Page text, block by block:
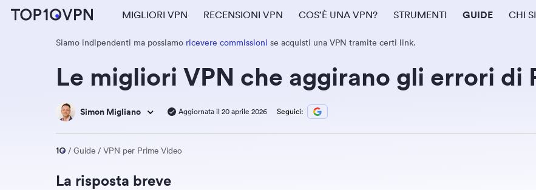
MIGLIORI VPN RECENSIONI VPN COS’È UNA VPN? STRUMENTI GUIDE CHI
Siamo indipendenti ma possiamo ricevere commissioni se acquisti una VPN tramite certi link.
Le migliori VPN che aggirano gli errori di
Aggiornata il 20 aprile 2026 Seguici:
Simon Migliano
Guide VPN per Prime Video
La risposta breve